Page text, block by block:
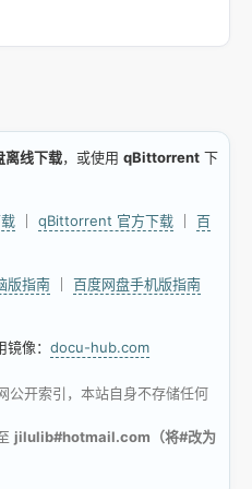
离线下载，或使用 qBittorrent 下
qBittorrent 官方下载
百
版指南
百度网盘手机版指南
像： docu-hub.com
公开索引，本站自身不存储任何
jilulib#hotmail.com（将#改为